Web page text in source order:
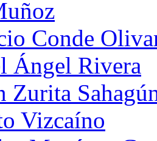
Conde
Ángel Rivera
Zurita
Vizcaíno